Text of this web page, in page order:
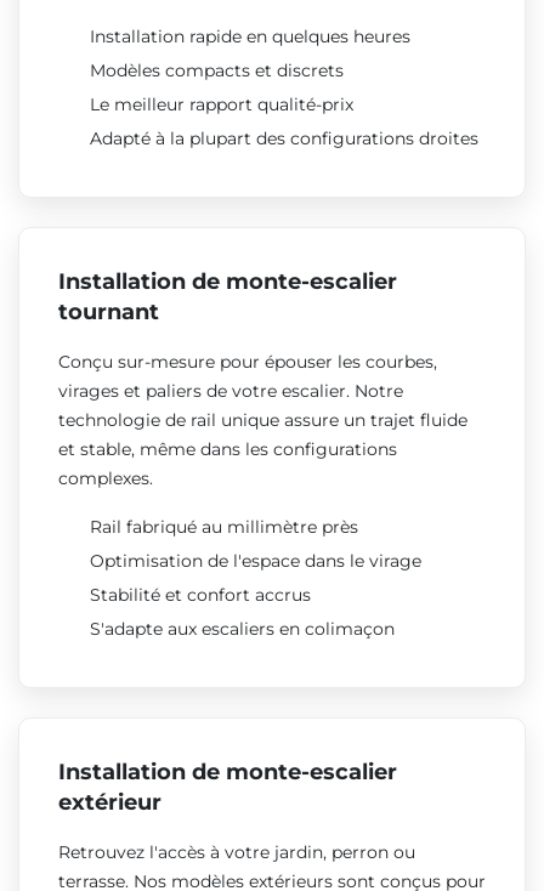
Installation rapide en quelques heures
Modèles compacts et discrets
Le meilleur rapport qualité-prix
Adapté à la plupart des configurations droites
Installation de monte-escalier
tournant
Conçu sur-mesure pour épouser les courbes,
virages et paliers de votre escalier. Notre
technologie de rail unique assure un trajet fluide
et stable, même dans les configurations
complexes.
Rail fabriqué au millimètre près
Optimisation de l'espace dans le virage
Stabilité et confort accrus
S'adapte aux escaliers en colimaçon
Installation de monte-escalier
extérieur
Retrouvez l'accès à votre jardin, perron ou
terrasse. Nos modèles extérieurs sont conçus pour